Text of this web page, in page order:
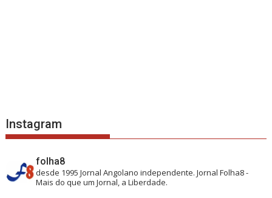
Instagram
folha8
desde 1995 Jornal Angolano independente.Jornal Folha8 -
Mais do que um Jornal, a Liberdade.